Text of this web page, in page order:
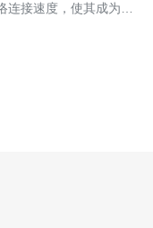
连接速度，使其成为
供商提供稳定可靠的